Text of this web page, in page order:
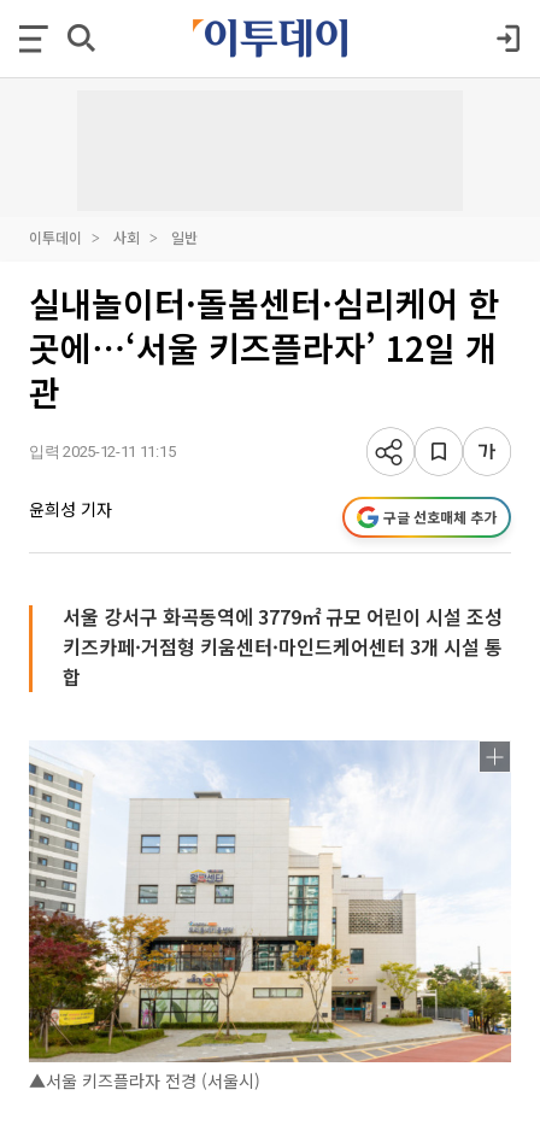
이투데이 사회 일반
실내놀이터·돌봄센터·심리케어 한
곳에⋯‘서울 키즈플라자’ 12일 개
관
입력 2025-12-11 11:15
윤희성 기자 구글 선호매체 추가
서울 강서구 화곡동역에 3779㎡ 규모 어린이 시설 조성
키즈카페·거점형 키움센터·마인드케어센터 3개 시설 통
합
▲서울 키즈플라자 전경 (서울시)